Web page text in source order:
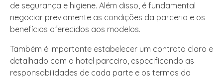
de segurança e higiene. Além disso, é fundamental
negociar previamente as condições da parceria e os
benefícios oferecidos aos modelos.
Também é importante estabelecer um contrato claro e
detalhado com o hotel parceiro, especificando as
responsabilidades de cada parte e os termos da